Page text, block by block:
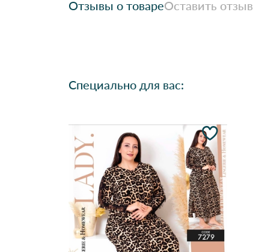
Отзывы о товареОставить отзыв
Специально для вас: